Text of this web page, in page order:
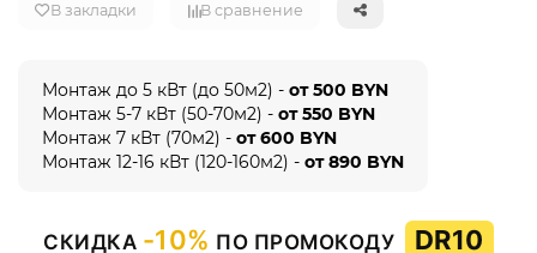
В закладки В сравнение
Монтаж до 5 кВт (до 50м2) - от 500 BYN
Монтаж 5-7 кВт (50-70м2) - от 550 BYN
Монтаж 7 кВт (70м2) - от 600 BYN
Монтаж 12-16 кВт (120-160м2) - от 890 BYN
СКИДКА -10% ПО ПРОМОКОДУ DR10